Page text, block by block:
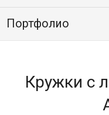
Портфолио
Кружки с